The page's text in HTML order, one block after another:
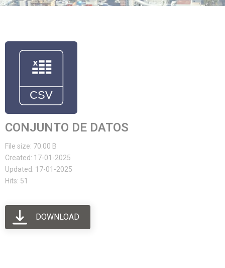
CONJUNTO DE DATOS
File size: 70.00 B
Created: 17-01-2025
Updated: 17-01-2025
Hits: 51
DOWNLOAD